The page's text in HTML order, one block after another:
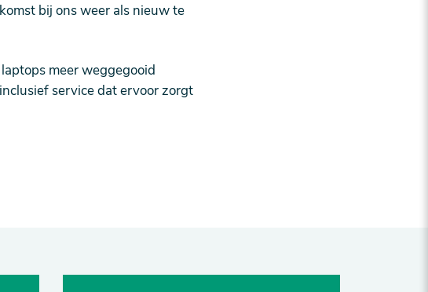
bij ons weer als nieuw te
meer weggegooid
service dat ervoor zorgt